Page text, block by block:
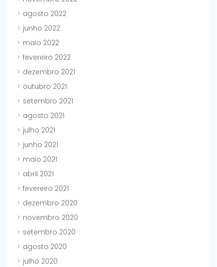
agosto 2022
junho 2022
maio 2022
fevereiro 2022
dezembro 2021
outubro 2021
setembro 2021
agosto 2021
julho 2021
junho 2021
maio 2021
abril 2021
fevereiro 2021
dezembro 2020
novembro 2020
setembro 2020
agosto 2020
julho 2020